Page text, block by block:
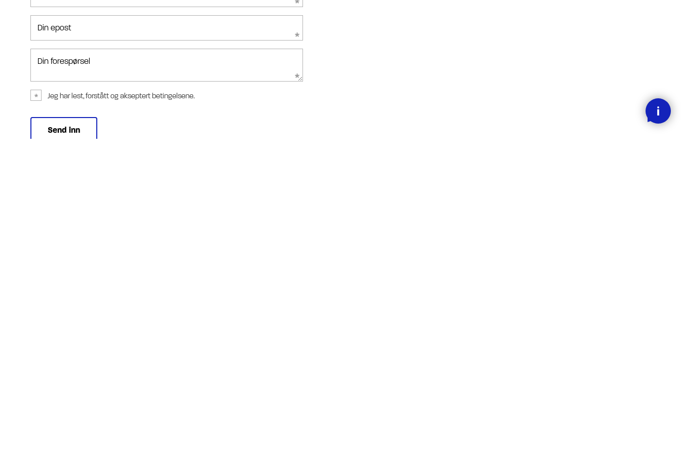
Din epost
Din forespørsel
Jeg har lest, forstått og akseptert betingelsene.